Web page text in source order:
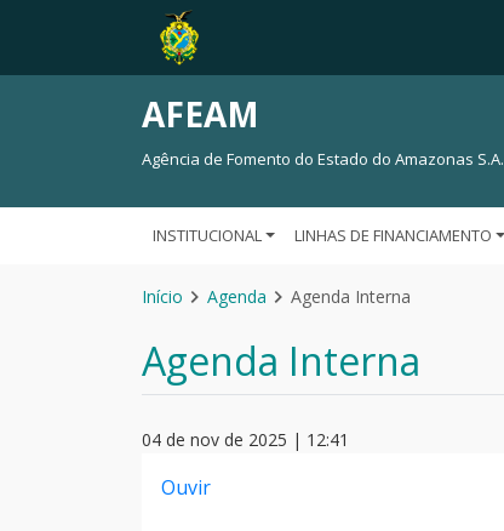
AFEAM
Agência de Fomento do Estado do Amazonas S.A.
INSTITUCIONAL LINHAS DE FINANCIAMENTO
Início Agenda Agenda Interna
Agenda Interna
04 de nov de 2025 | 12:41
Ouvir